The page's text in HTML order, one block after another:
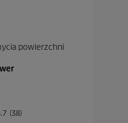
powierzchni
(38)